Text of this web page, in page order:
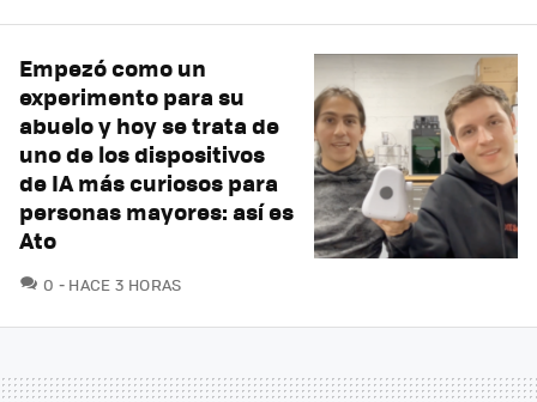
Empezó como un
experimento para su
abuelo y hoy se trata de
uno de los dispositivos
de IA más curiosos para
personas mayores: así es
Ato
0 COMENTARIOS
HACE 3 HORAS